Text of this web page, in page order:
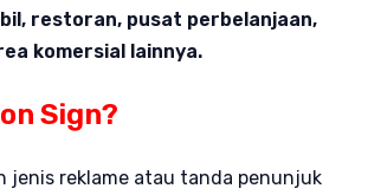
restoran, pusat perbelanjaan,
komersial lainnya.
Sign?
jenis reklame atau tanda penunjuk